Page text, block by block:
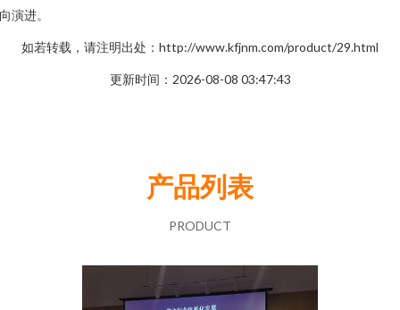
演进。
如若转载，请注明出处：http://www.kfjnm.com/product/29.html
更新时间：2026-08-08 03:47:43
产品列表
PRODUCT